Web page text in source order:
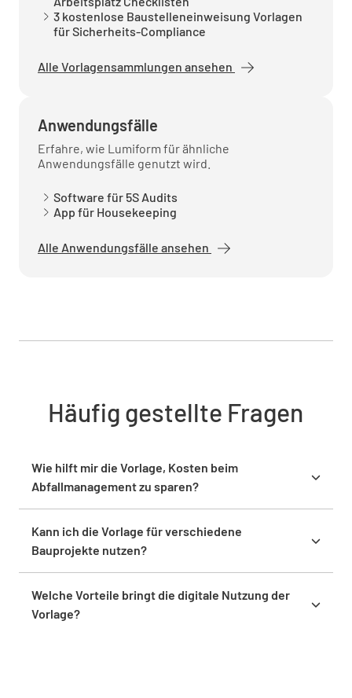
3 kostenlose Baustelleneinweisung Vorlagen
für Sicherheits-Compliance
Alle Vorlagensammlungen ansehen
Anwendungsfälle
Erfahre, wie Lumiform für ähnliche
Anwendungsfälle genutzt wird.
Software für 5S Audits
App für Housekeeping
Alle Anwendungsfälle ansehen
Häufig gestellte Fragen
Wie hilft mir die Vorlage, Kosten beim
Abfallmanagement zu sparen?
Recycling und Wiederverwendung fördern und die
Entsorgungskosten deutlich reduzieren. Effiziente
Kann ich die Vorlage für verschiedene
Bauprojekte nutzen?
ob es sich um ein kleines oder großes Vorhaben
handelt, du kannst die Inhalte individuell auf
Welche Vorteile bringt die digitale Nutzung der
Vorlage?